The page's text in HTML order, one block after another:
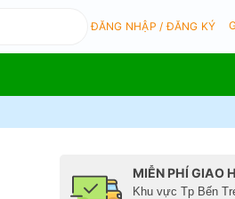
ĐĂNG NHẬP / ĐĂNG KÝ
MIỄN PHÍ GIAO
Khu vực Tp Bến